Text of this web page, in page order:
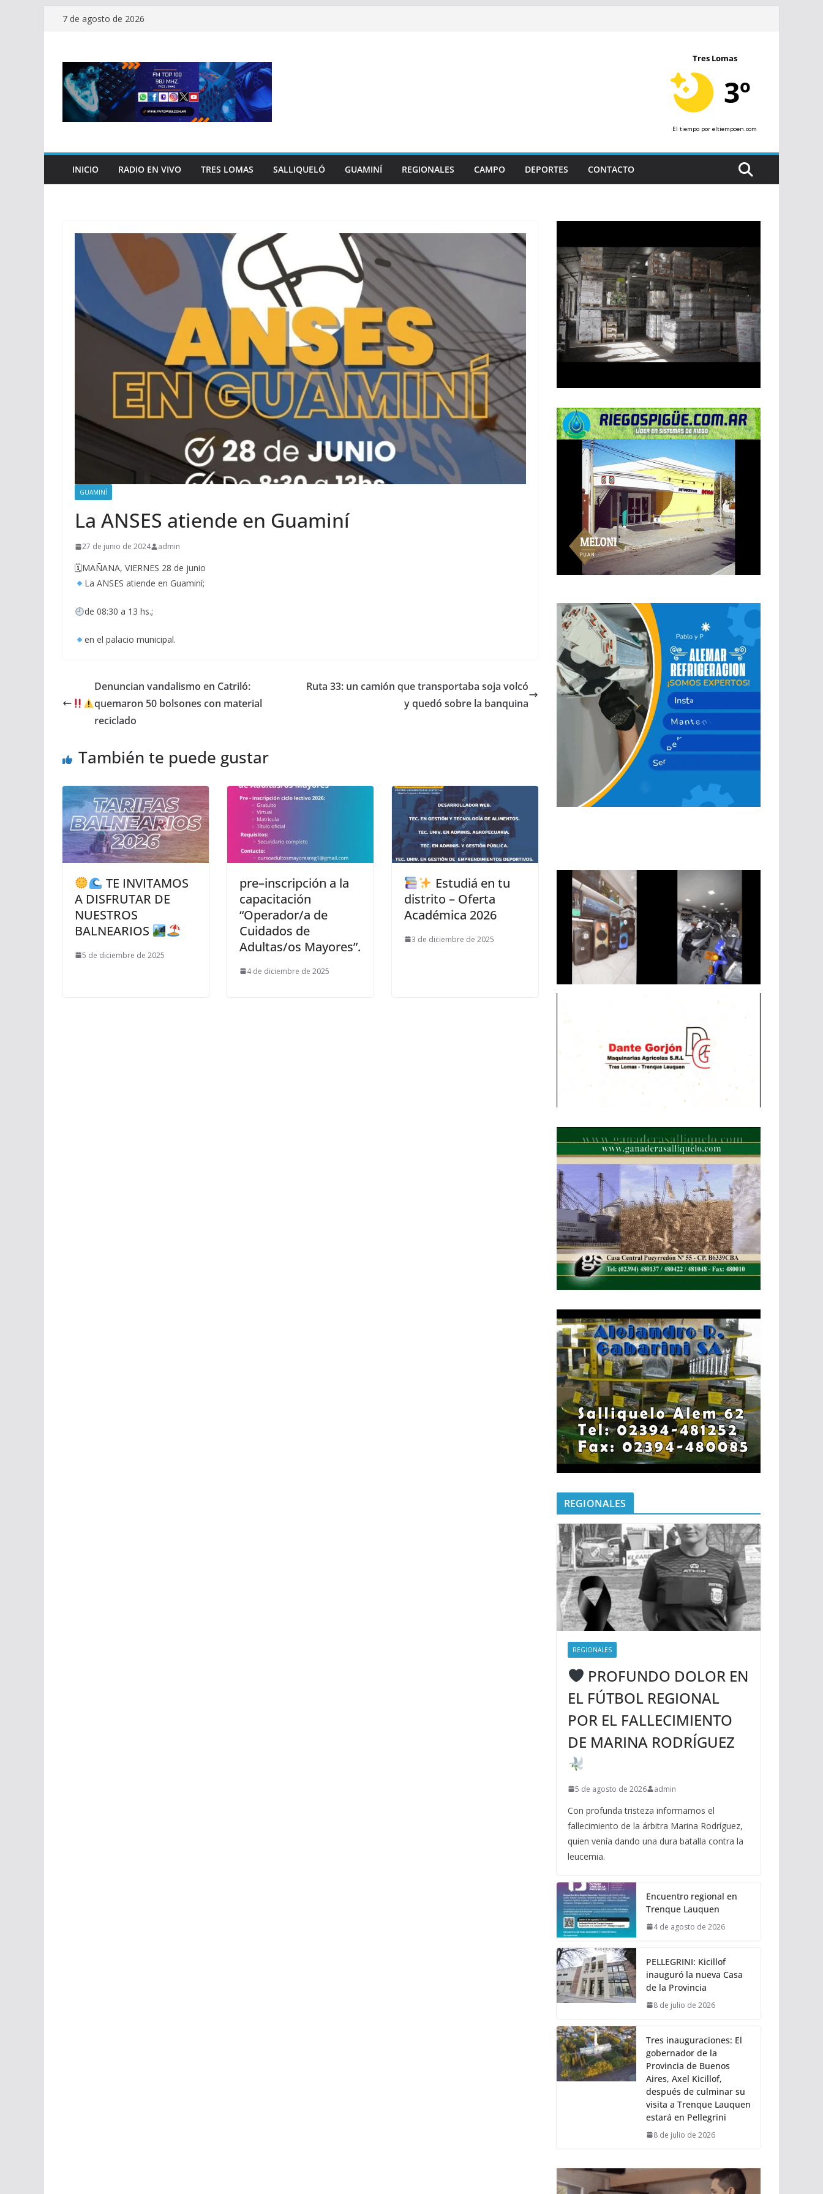
Saltar7 de agosto de 2026
Tres Lomas
3º
El tiempo por eltiempoen.com
INICIO RADIO EN VIVO TRES LOMAS SALLIQUELÓ GUAMINÍ REGIONALES CAMPO DEPORTES CONTACTO
GUAMINÍ
La ANSES atiende en Guaminí
27 de junio de 2024 admin
🗓MAÑANA, VIERNES 28 de junio
La ANSES atiende en Guaminí;
de 08:30 a 13 hs.;
en el palacio municipal.
Denuncian vandalismo en Catriló:
quemaron 50 bolsones con material
reciclado
Ruta 33: un camión que transportaba soja volcó
y quedó sobre la banquina
También te puede gustar
TE INVITAMOS
A DISFRUTAR DE
NUESTROS
BALNEARIOS
5 de diciembre de 2025
pre–inscripción a la
capacitación
“Operador/a de
Cuidados de
Adultas/os Mayores”.
4 de diciembre de 2025
Estudiá en tu
distrito – Oferta
Académica 2026
3 de diciembre de 2025
REGIONALES
REGIONALES
PROFUNDO DOLOR EN
EL FÚTBOL REGIONAL
POR EL FALLECIMIENTO
DE MARINA RODRÍGUEZ
5 de agosto de 2026 admin
Con profunda tristeza informamos el
fallecimiento de la árbitra Marina Rodríguez,
quien venía dando una dura batalla contra la
leucemia.
Encuentro regional en
Trenque Lauquen
4 de agosto de 2026
PELLEGRINI: Kicillof
inauguró la nueva Casa
de la Provincia
8 de julio de 2026
Tres inauguraciones: El
gobernador de la
Provincia de Buenos
Aires, Axel Kicillof,
después de culminar su
visita a Trenque Lauquen
estará en Pellegrini
8 de julio de 2026